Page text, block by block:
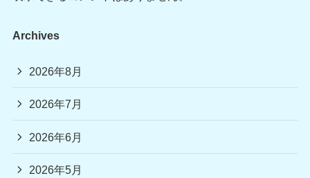
Archives
2026年8月
2026年7月
2026年6月
2026年5月